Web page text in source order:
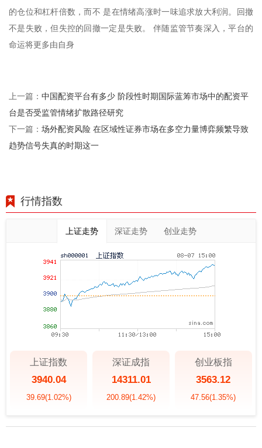
的仓位和杠杆倍数，而不 是在情绪高涨时一味追求放大利润。回撤
不是失败，但失控的回撤一定是失败。 伴随监管节奏深入，平台的
命运将更多由自身
上一篇： 中国配资平台有多少 阶段性时期国际蓝筹市场中的配资平
台是否受监管情绪扩散路径研究
下一篇： 场外配资风险 在区域性证券市场在多空力量博弈频繁导致
趋势信号失真的时期这一
行情指数
上证走势 深证走势 创业走势
上证指数
3940.04
39.69(1.02%)
深证成指
14311.01
200.89(1.42%)
创业板指
3563.12
47.56(1.35%)